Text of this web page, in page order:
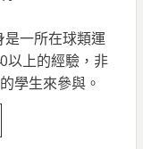
一所在球類運
以上的經驗，非
學生來參與。